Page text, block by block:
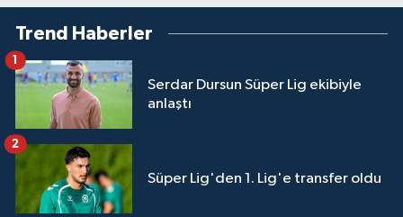
Trend Haberler
Serdar Dursun Süper Lig ekibiyle
anlaştı
1
Süper Lig'den 1. Lig'e transfer oldu
2